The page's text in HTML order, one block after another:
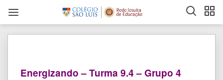
Energizando – Turma 9.4 – Grupo 4